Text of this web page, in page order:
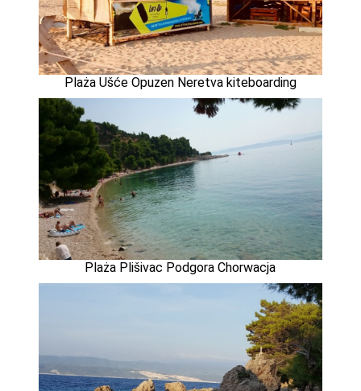
Plaża Ušće Opuzen Neretva kiteboarding
Plaża Plišivac Podgora Chorwacja